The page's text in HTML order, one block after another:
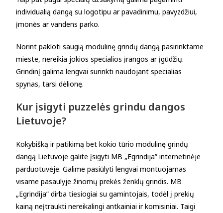
individualią dangą su logotipu ar pavadinimu, pavyzdžiui,
įmonės ar vandens parko.
Norint pakloti saugią modulinę grindų dangą pasirinktame
mieste, nereikia jokios specialios įrangos ar įgūdžių.
Grindinį galima lengvai surinkti naudojant specialias
spynas, tarsi dėlionę.
Kur įsigyti puzzelės grindu dangos
Lietuvoje?
Kokybišką ir patikimą bet kokio tūrio modulinę grindų
dangą Lietuvoje galite įsigyti MB „Egrindija” internetinėje
parduotuvėje. Galime pasiūlyti lengvai montuojamas
visame pasaulyje žinomų prekės ženklų grindis. MB
„Egrindija” dirba tiesiogiai su gamintojais, todėl į prekių
kainą neįtraukti nereikalingi antkainiai ir komisiniai. Taigi